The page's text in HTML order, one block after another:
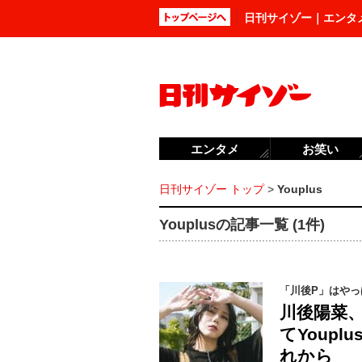
日刊サイゾー｜エン
日刊サイゾー トップ> Youplus
Youplusの記事一覧 (1件)
「川後P」はや
川後陽菜
て
れから
エンタメ お笑い